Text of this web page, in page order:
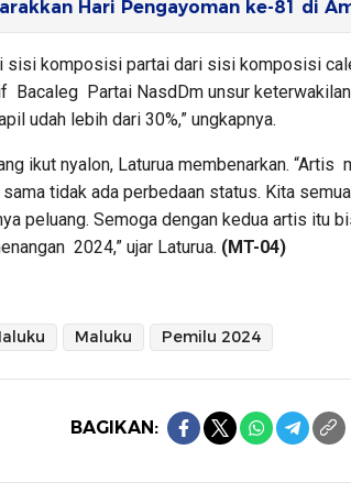
Hari Pengayoman ke-81 di
sisi komposisi partai dari sisi komposisi
Bacaleg Partai NasdDm unsur
udah lebih dari 30%,” ungkapnya.
ikut nyalon, Laturua membenarkan. “Artis
tidak ada perbedaan status. Kita
peluang. Semoga dengan kedua artis itu
2024,” ujar Laturua. (MT-04)
Maluku Pemilu 2024
BAGIKAN: